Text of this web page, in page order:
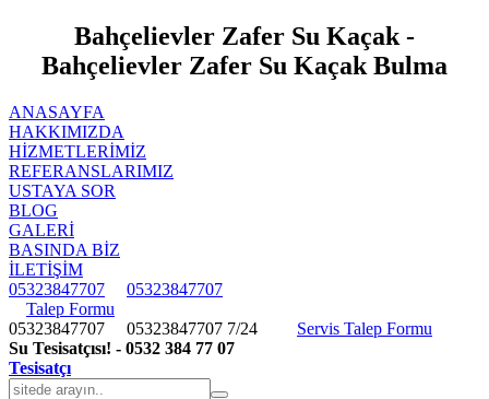
Bahçelievler Zafer Su Kaçak -
Bahçelievler Zafer Su Kaçak Bulma
ANASAYFA
HAKKIMIZDA
HIZMETLERIMIZ
REFERANSLARIMIZ
USTAYA SOR
BLOG
GALERİ
BASINDA BİZ
İLETİŞİM
05323847707
05323847707
Talep Formu
05323847707 05323847707 7/24
Servis Talep Formu
Su Tesisatçısı! - 0532 384 77 07
Tesisatçı